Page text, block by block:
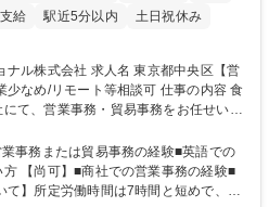
給 駅近5分以内 土日祝休み
名 東京都中央区【営
モート等相談可 仕事の内容 食
て、営業事務・貿易事務をお任せいた
ョンとして、受発注から海外工場との
を支えていただきます。 ■受発注
ケジュール調整 ■在庫管理 ■輸入書類
を通して行う輸出入業全般 ■倉庫との
事務または貿易事務の経験■英語での
【尚可】■商社での営業事務の経験■